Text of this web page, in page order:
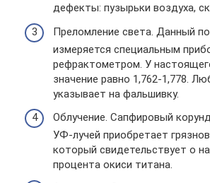
дефекты: пузырьки воздуха,
Преломление света. Данный
измеряется специальным
рефрактометром. У
значение равно 1,762-1,778.
указывает на фальшивку.
Облучение. Сапфировый
УФ-лучей приобретает
который свидетельствует о
процента окиси титана.